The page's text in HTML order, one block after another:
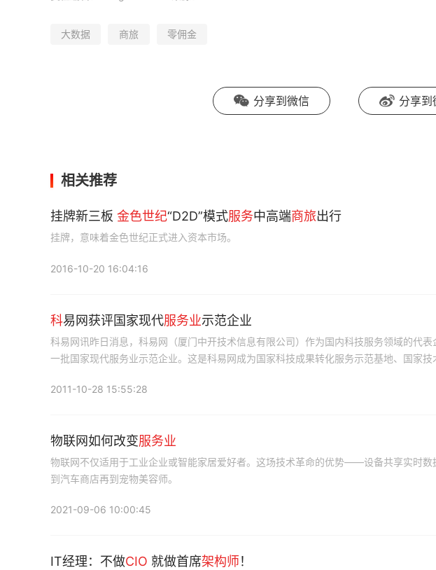
大数据 商旅 零佣金
分享到微信 分享到
相关推荐
挂牌新三板 金色世纪“D2D”模式服务中高端商旅出行
挂牌，意味着金色世纪正式进入资本市场。
2016-10-20 16:04:16
科易网获评国家现代服务业示范企业
科易网讯昨日消息，科易网（厦门中开技术信息有限公司）作为国内科技服务领域的代
一批国家现代服务业示范企业。这是科易网成为国家科技成果转化服务示范基地、国家技
2011-10-28 15:55:28
物联网如何改变服务业
物联网不仅适用于工业企业或智能家居爱好者。这场技术革命的优势——设备共享实时
到汽车商店再到宠物美容师。
2021-09-06 10:00:45
IT经理：不做CIO 就做首席架构师！